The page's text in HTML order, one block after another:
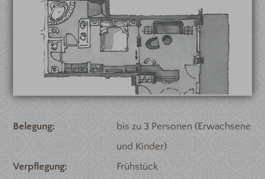
Belegung
bis zu 3 Personen (Erwachsene
und Kinder)
Verpflegung
Frühstück